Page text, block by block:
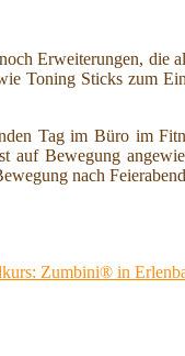
Erweiterungen, die
Toning Sticks zum
Tag im Büro im
auf Bewegung
nach
Zumbini® in